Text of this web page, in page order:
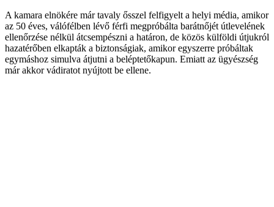
A kamara elnökére már tavaly ősszel felfigyelt a helyi média, amikor
az 50 éves, válófélben lévő férfi megpróbálta barátnőjét útlevelének
ellenőrzése nélkül átcsempészni a határon, de közös külföldi útjukról
hazatérőben elkapták a biztonságiak, amikor egyszerre próbáltak
egymáshoz simulva átjutni a beléptetőkapun. Emiatt az ügyészség
már akkor vádiratot nyújtott be ellene.